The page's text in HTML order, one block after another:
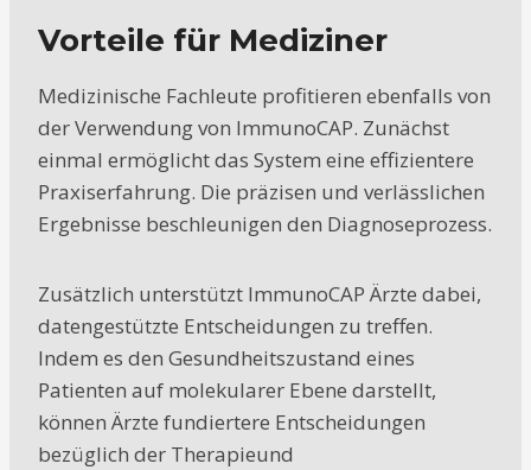
Vorteile für Mediziner
Medizinische Fachleute profitieren ebenfalls von
der Verwendung von ImmunoCAP. Zunächst
einmal ermöglicht das System eine effizientere
Praxiserfahrung. Die präzisen und verlässlichen
Ergebnisse beschleunigen den Diagnoseprozess.
Zusätzlich unterstützt ImmunoCAP Ärzte dabei,
datengestützte Entscheidungen zu treffen.
Indem es den Gesundheitszustand eines
Patienten auf molekularer Ebene darstellt,
können Ärzte fundiertere Entscheidungen
bezüglich der Therapieund